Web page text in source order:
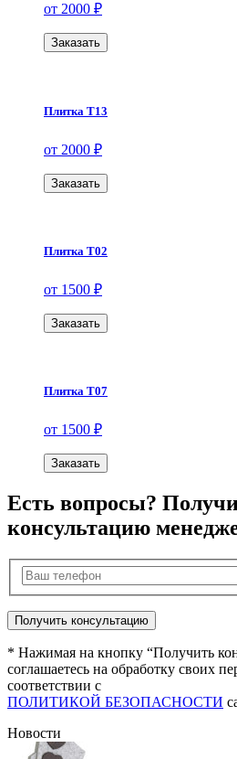
от 2000 ₽
Заказать
Плитка Т13
от 2000 ₽
Заказать
Плитка Т02
от 1500 ₽
Заказать
Плитка Т07
от 1500 ₽
Заказать
Есть вопросы?
консультацию
* Нажимая на кнопку “Получить
соглашаетесь на обработку своих
соответствии с
ПОЛИТИКОЙ БЕЗОПАСНОСТИ
Новости